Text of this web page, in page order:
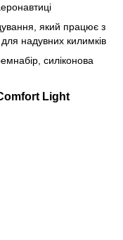
який працює з
надувних килимків
силіконова
Light